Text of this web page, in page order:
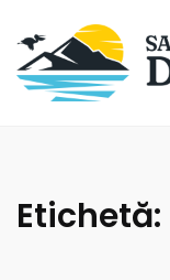
Etichetă: